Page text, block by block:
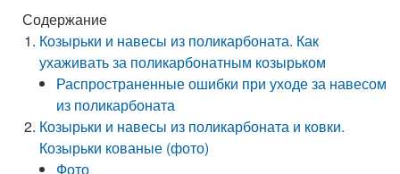
Содержание
Козырьки и навесы из поликарбоната. Как
ухаживать за поликарбонатным козырьком
Распространенные ошибки при уходе за навесом
из поликарбоната
Козырьки и навесы из поликарбоната и ковки.
Козырьки кованые (фото)
Фото